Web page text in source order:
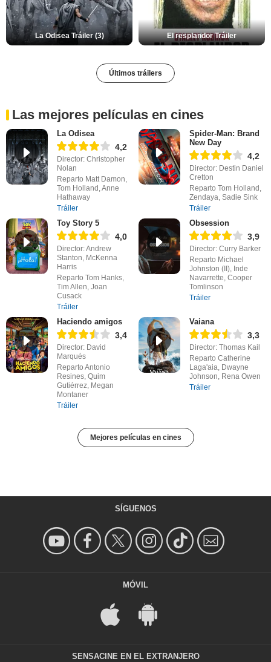
La Odisea Tráiler (3) El resplandor Tráiler
Últimos tráilers
Las mejores películas en cines
La Odisea
4,2
Director: Christopher
Nolan
Reparto Matt Damon,
Tom Holland, Anne
Hathaway
Tráiler
Spider-Man: Brand
New Day
4,2
Director: Destin Daniel
Cretton
Reparto Tom Holland,
Zendaya, Sadie Sink
Tráiler
Toy Story 5
4,0
Director: Andrew
Stanton, McKenna
Harris
Reparto Tom Hanks,
Tim Allen, Joan
Cusack
Tráiler
Obsession
3,9
Director: Curry Barker
Reparto Michael
Johnston (II), Inde
Navarrette, Cooper
Tomlinson
Tráiler
Haciendo amigos
3,4
Director: David
Marqués
Reparto Antonio
Resines, Quim
Gutiérrez, Megan
Montaner
Tráiler
Vaiana
3,3
Director: Thomas Kail
Reparto Catherine
Laga'aia, Dwayne
Johnson, Rena Owen
Tráiler
Mejores películas en cines
SÍGUENOS
MÓVIL
SENSACINE EN EL EXTRANJERO